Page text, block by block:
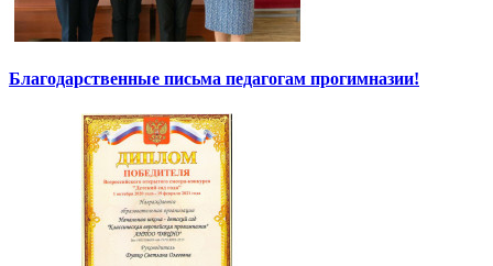
Благодарственные письма педагогам прогимназии!